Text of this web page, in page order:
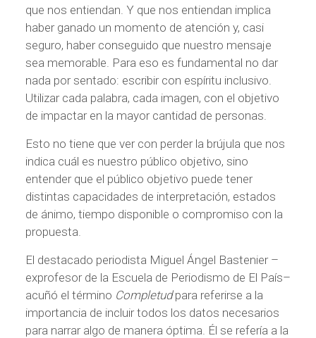
que nos entiendan. Y que nos entiendan implica
haber ganado un momento de atención y, casi
seguro, haber conseguido que nuestro mensaje
sea memorable. Para eso es fundamental no dar
nada por sentado: escribir con espíritu inclusivo.
Utilizar cada palabra, cada imagen, con el objetivo
de impactar en la mayor cantidad de personas.
Esto no tiene que ver con perder la brújula que nos
indica cuál es nuestro público objetivo, sino
entender que el público objetivo puede tener
distintas capacidades de interpretación, estados
de ánimo, tiempo disponible o compromiso con la
propuesta.
El destacado periodista Miguel Ángel Bastenier –
exprofesor de la Escuela de Periodismo de El País–
acuñó el término Completudpara referirse a la
importancia de incluir todos los datos necesarios
para narrar algo de manera óptima. Él se refería a la